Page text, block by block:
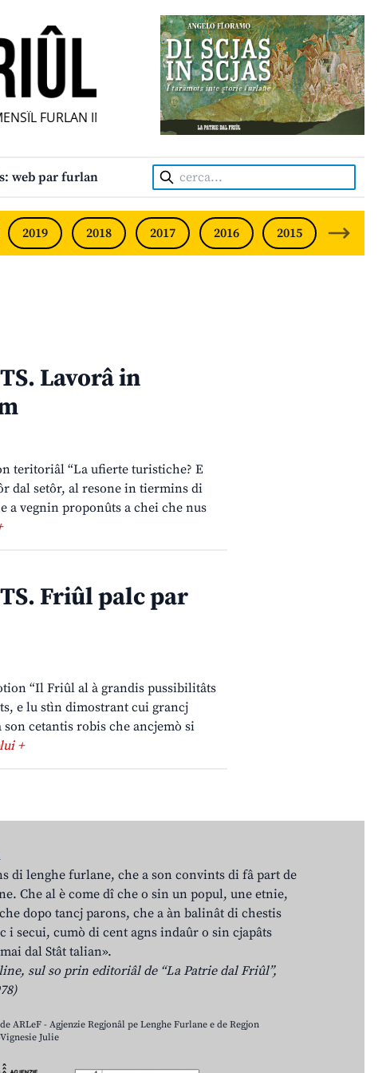
FURLAN INDIPENDENT • INDEPENDENT FRIULIAN
web par furlan Cerca:
2019 2018 2017 2016 2015 2014
Lavorâ in
teritoriâl “La ufierte turistiche? E
dal setôr, al resone in tiermins di
a vegnin proponûts a chei che nus
Friûl palc par
“Il Friûl al à grandis pussibilitâts
e lu stìn dimostrant cui grancj
cetantis robis che ancjemò si
+
di lenghe furlane, che a son convints di fâ part de
Che al è come dî che o sin un popul, une etnie,
dopo tancj parons, che a àn balinât di chestis
i secui, cumò di cent agns indaûr o sin cjapâts
dal Stât talian».
sul so prin editoriâl de “La Patrie dal Friûl”,
ARLeF - Agjenzie Regjonâl pe Lenghe Furlane e de Regjon
Julie